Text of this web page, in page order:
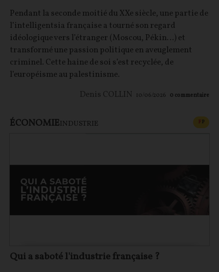
Pendant la seconde moitié du XXe siècle, une partie de
l’intelligentsia française a tourné son regard
idéologique vers l’étranger (Moscou, Pékin…) et
transformé une passion politique en aveuglement
criminel. Cette haine de soi s’est recyclée, de
l’européisme au palestinisme.
Denis COLLIN 10/06/2026 0 commentaire
ÉCONOMIEINDUSTRIE FP
Qui a saboté l'industrie française ?